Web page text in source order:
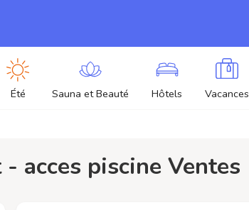
Été Sauna et Beauté Hôtels Vacances
acces piscine Ventes